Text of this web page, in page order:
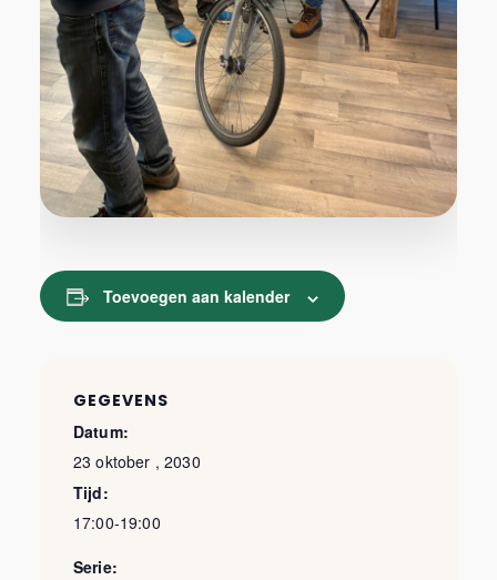
Toevoegen aan kalender
GEGEVENS
Datum:
23 oktober , 2030
Tijd:
17:00-19:00
Serie: